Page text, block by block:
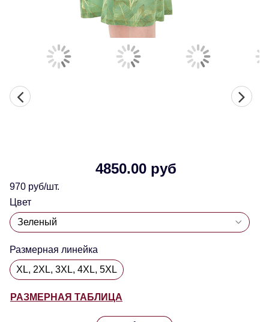
4850.00 руб
970 руб/шт.
Цвет
Размерная линейка
XL, 2XL, 3XL, 4XL, 5XL
РАЗМЕРНАЯ ТАБЛИЦА